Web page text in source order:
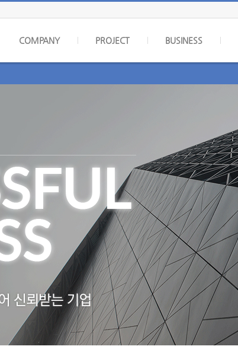
COMPANY PROJECT BUSINESS